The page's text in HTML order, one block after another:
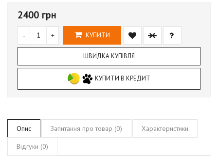
2400 грн
- + КУПИТИ
ШВИДКА КУПІВЛЯ
КУПИТИ В КРЕДИТ
Опис Запитання про товар (0) Характеристики
Відгуки (0)